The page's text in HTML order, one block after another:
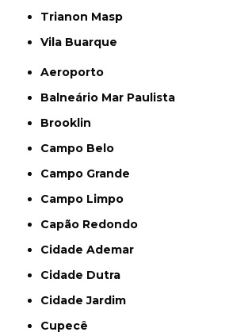
Trianon Masp
Vila Buarque
Aeroporto
Balneário Mar Paulista
Brooklin
Campo Belo
Campo Grande
Campo Limpo
Capão Redondo
Cidade Ademar
Cidade Dutra
Cidade Jardim
Cupecê